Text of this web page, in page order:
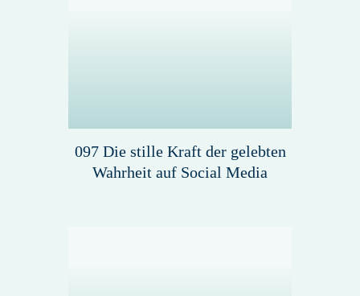
097 Die stille Kraft der gelebten
Wahrheit auf Social Media